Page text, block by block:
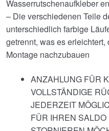
Wasserrutschenaufkleber
– Die verschiedenen Teile
unterschiedlich farbige
getrennt, was es
Montage nachzubauen
ANZAHLUNG FÜR
VOLLSTÄNDIGE
JEDERZEIT
FÜR IHREN